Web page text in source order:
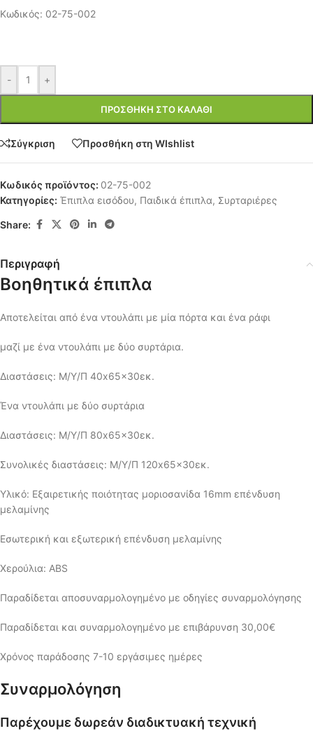
Κωδικός: 02-75-002
- +
ΠΡΟΣΘΉΚΗ ΣΤΟ ΚΑΛΆΘΙ
Σύγκριση Προσθήκη στη WIshlist
Κωδικός προϊόντος: 02-75-002
Κατηγορίες: Έπιπλα εισόδου, Παιδικά έπιπλα, Συρταριέρες
Share:
Περιγραφή
Βοηθητικά έπιπλα
Αποτελείται από ένα ντουλάπι με μία πόρτα και ένα ράφι
μαζί με ένα ντουλάπι με δύο συρτάρια.
Διαστάσεις: Μ/Υ/Π 40x65x30εκ.
Ένα ντουλάπι με δύο συρτάρια
Διαστάσεις: Μ/Υ/Π 80x65x30εκ.
Συνολικές διαστάσεις: Μ/Υ/Π 120x65x30εκ.
Υλικό: Εξαιρετικής ποιότητας μοριοσανίδα 16mm επένδυση
μελαμίνης
Εσωτερική και εξωτερική επένδυση μελαμίνης
Χερούλια: ABS
Παραδίδεται αποσυναρμολογημένο με οδηγίες συναρμολόγησης
Παραδίδεται και συναρμολογημένο με επιβάρυνση 30,00€
Χρόνος παράδοσης 7-10 εργάσιμες ημέρες
Συναρμολόγηση
Παρέχουμε δωρεάν διαδικτυακή τεχνική